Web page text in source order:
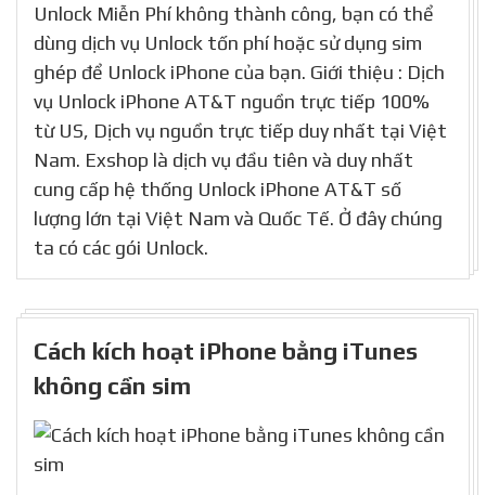
Unlock Miễn Phí không thành công, bạn có thể
dùng dịch vụ Unlock tốn phí hoặc sử dụng sim
ghép để Unlock iPhone của bạn. Giới thiệu : Dịch
vụ Unlock iPhone AT&T nguồn trực tiếp 100%
từ US, Dịch vụ nguồn trực tiếp duy nhất tại Việt
Nam. Exshop là dịch vụ đầu tiên và duy nhất
cung cấp hệ thống Unlock iPhone AT&T số
lượng lớn tại Việt Nam và Quốc Tế. Ở đây chúng
ta có các gói Unlock.
Cách kích hoạt iPhone bằng iTunes
không cần sim